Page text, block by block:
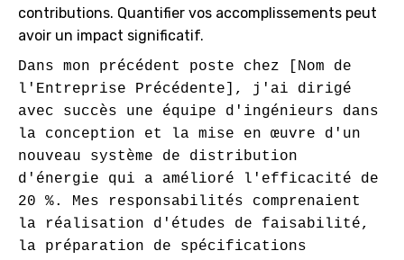
contributions. Quantifier vos accomplissements peut
avoir un impact significatif.
Dans mon précédent poste chez [Nom de
l'Entreprise Précédente], j'ai dirigé
avec succès une équipe d'ingénieurs dans
la conception et la mise en œuvre d'un
nouveau système de distribution
d'énergie qui a amélioré l'efficacité de
20 %. Mes responsabilités comprenaient
la réalisation d'études de faisabilité,
la préparation de spécifications